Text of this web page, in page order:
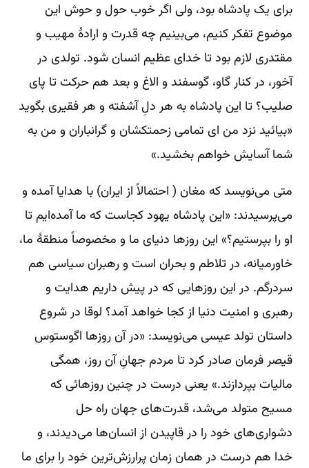
برای یک پادشاه بود، ولی اگر خوب حول و حوش این
موضوع تفکر کنیم، می‌بینیم چه قدرت و ارادۀ مهیب و
مقتدری لازم بود تا خدای عظیم انسان شود. تولدی در
آخور، در کنار گاو، گوسفند و الاغ و بعد هم حرکت تا پای
صلیب؟ تا این پادشاه به هر دلِ آشفته و هر فقیری بگوید
«بیائید نزد من ای تمامی زحمتکشان و گرانباران و من به
شما آسایش خواهم بخشید.»
متی می‌نویسد که مغان ( احتمالاً از ایران) با هدایا آمده و
می‌پرسیدند: «این پادشاه یهود کجاست که ما آمده‌ایم تا
او را بپرستیم؟» این روزها دنیای ما و مخصوصاً منطقۀ ما،
خاورمیانه، در تلاطم و بحران است و رهبران سیاسی هم
سردرگم. در این روزهایی که در پیش داریم هدایت و
رهبری و امنیت دنیا از کجا خواهد آمد؟ لوقا در شروع
داستان تولد عیسی می‌نویسد: «در آن‌ روزها اگوستوس
قیصر فرمان صادر کرد تا مردم جهانِ آن روز، همگی
مالیات بپردازند.» یعنی درست در چنین روزهائی که
مسیح متولد می‌شد، قدرت‌های جهان راه حل
دشواری‌های خود را در قاپیدن از انسان‌ها می‌دیدند، و
خدا هم درست در همان زمان پرارزش‌ترین خود را برای ما